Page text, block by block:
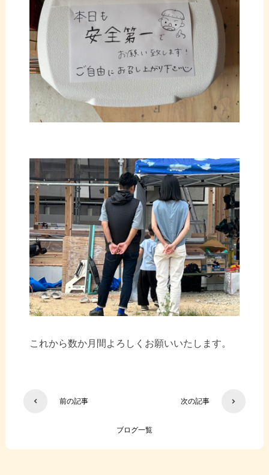
これから数か月間よろしくお願いいたします。
前の記事
ブログ一覧
次の記事